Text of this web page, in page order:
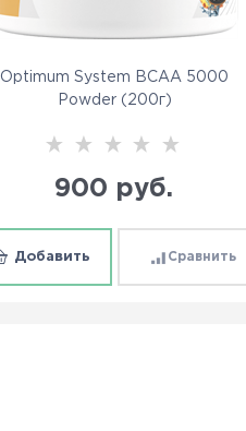
Optimum System BCAA 5000
Powder (200г)
900 руб.
Добавить Сравнить